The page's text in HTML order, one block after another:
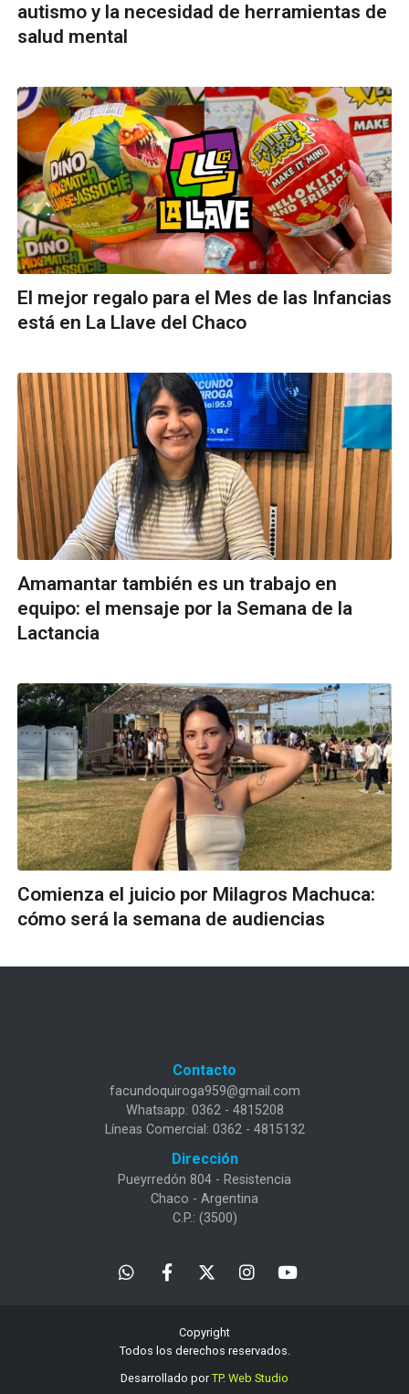
autismo y la necesidad de herramientas de
salud mental
El mejor regalo para el Mes de las Infancias
está en La Llave del Chaco
Amamantar también es un trabajo en
equipo: el mensaje por la Semana de la
Lactancia
Comienza el juicio por Milagros Machuca:
cómo será la semana de audiencias
Contacto
facundoquiroga959@gmail.com
Whatsapp: 0362 - 4815208
Líneas Comercial: 0362 - 4815132
Dirección
Pueyrredón 804 - Resistencia
Chaco - Argentina
C.P.: (3500)
Copyright
Todos los derechos reservados.
Desarrollado porTP. Web Studio